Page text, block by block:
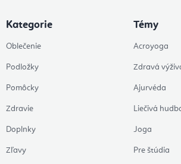
Kategorie
Oblečenie
Podložky
Pomôcky
Zdravie
Doplnky
Zľavy
Témy
Acroyoga
Zdravá
Ajurvéda
Liečivá
Joga
Pre štúdia